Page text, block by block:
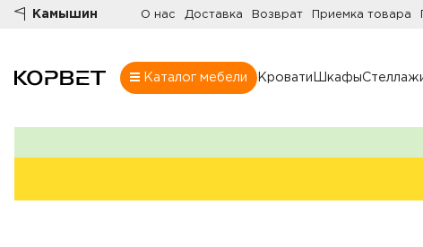
Камышин О нас Доставка Возврат Приемка товара
Каталог мебели Кровати Шкафы
Шкафы